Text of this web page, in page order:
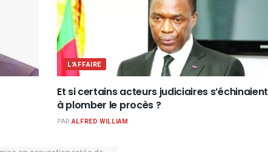
L'AFFAIRE
Et si certains acteurs judiciaires s’échinaient
à plomber le procès ?
PAR ALFRED WILLIAM